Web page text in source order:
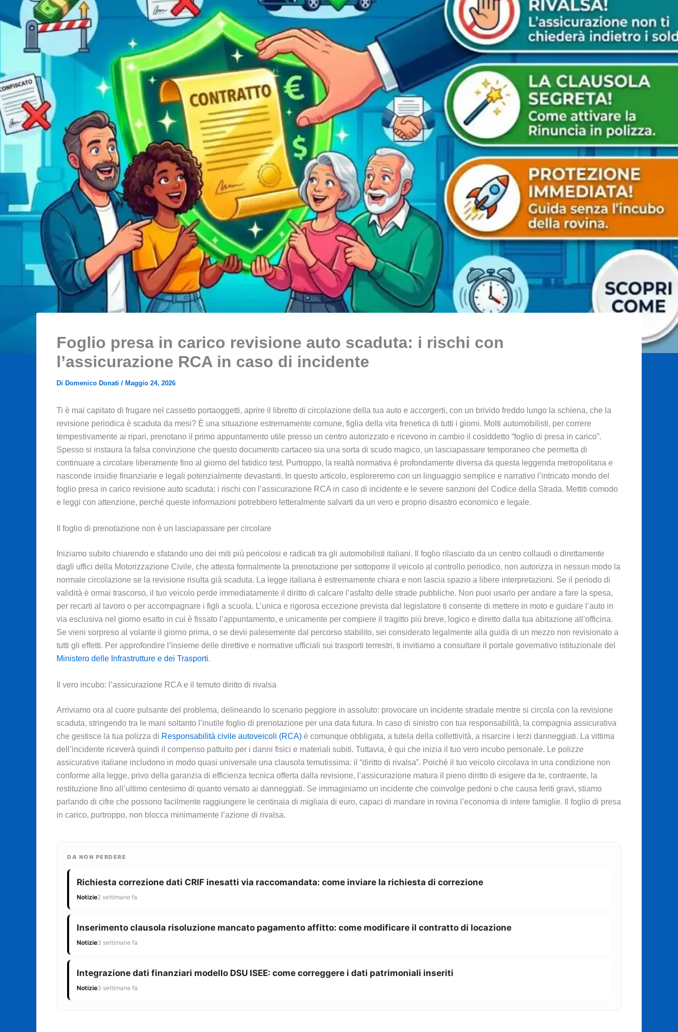
Foglio presa in carico revisione auto scaduta: i rischi con
l’assicurazione RCA in caso di incidente
Di Domenico Donati / Maggio 24, 2026
Ti è mai capitato di frugare nel cassetto portaoggetti, aprire il libretto di circolazione della tua auto e accorgerti, con un brivido freddo lungo la schiena, che la
revisione periodica è scaduta da mesi? È una situazione estremamente comune, figlia della vita frenetica di tutti i giorni. Molti automobilisti, per correre
tempestivamente ai ripari, prenotano il primo appuntamento utile presso un centro autorizzato e ricevono in cambio il cosiddetto “foglio di presa in carico”.
Spesso si instaura la falsa convinzione che questo documento cartaceo sia una sorta di scudo magico, un lasciapassare temporaneo che permetta di
continuare a circolare liberamente fino al giorno del fatidico test. Purtroppo, la realtà normativa è profondamente diversa da questa leggenda metropolitana e
nasconde insidie finanziarie e legali potenzialmente devastanti. In questo articolo, esploreremo con un linguaggio semplice e narrativo l’intricato mondo del
foglio presa in carico revisione auto scaduta: i rischi con l’assicurazione RCA in caso di incidente e le severe sanzioni del Codice della Strada. Mettiti comodo
e leggi con attenzione, perché queste informazioni potrebbero letteralmente salvarti da un vero e proprio disastro economico e legale.
Il foglio di prenotazione non è un lasciapassare per circolare
Iniziamo subito chiarendo e sfatando uno dei miti più pericolosi e radicati tra gli automobilisti italiani. Il foglio rilasciato da un centro collaudi o direttamente
dagli uffici della Motorizzazione Civile, che attesta formalmente la prenotazione per sottoporre il veicolo al controllo periodico, non autorizza in nessun modo la
normale circolazione se la revisione risulta già scaduta. La legge italiana è estremamente chiara e non lascia spazio a libere interpretazioni. Se il periodo di
validità è ormai trascorso, il tuo veicolo perde immediatamente il diritto di calcare l’asfalto delle strade pubbliche. Non puoi usarlo per andare a fare la spesa,
per recarti al lavoro o per accompagnare i figli a scuola. L’unica e rigorosa eccezione prevista dal legislatore ti consente di mettere in moto e guidare l’auto in
via esclusiva nel giorno esatto in cui è fissato l’appuntamento, e unicamente per compiere il tragitto più breve, logico e diretto dalla tua abitazione all’officina.
Se vieni sorpreso al volante il giorno prima, o se devii palesemente dal percorso stabilito, sei considerato legalmente alla guida di un mezzo non revisionato a
tutti gli effetti. Per approfondire l’insieme delle direttive e normative ufficiali sui trasporti terrestri, ti invitiamo a consultare il portale governativo istituzionale del
Ministero delle Infrastrutture e dei Trasporti.
Il vero incubo: l’assicurazione RCA e il temuto diritto di rivalsa
Arriviamo ora al cuore pulsante del problema, delineando lo scenario peggiore in assoluto: provocare un incidente stradale mentre si circola con la revisione
scaduta, stringendo tra le mani soltanto l’inutile foglio di prenotazione per una data futura. In caso di sinistro con tua responsabilità, la compagnia assicurativa
che gestisce la tua polizza di Responsabilità civile autoveicoli (RCA) è comunque obbligata, a tutela della collettività, a risarcire i terzi danneggiati. La vittima
dell’incidente riceverà quindi il compenso pattuito per i danni fisici e materiali subiti. Tuttavia, è qui che inizia il tuo vero incubo personale. Le polizze
assicurative italiane includono in modo quasi universale una clausola temutissima: il “diritto di rivalsa”. Poiché il tuo veicolo circolava in una condizione non
conforme alla legge, privo della garanzia di efficienza tecnica offerta dalla revisione, l’assicurazione matura il pieno diritto di esigere da te, contraente, la
restituzione fino all’ultimo centesimo di quanto versato ai danneggiati. Se immaginiamo un incidente che coinvolge pedoni o che causa feriti gravi, stiamo
parlando di cifre che possono facilmente raggiungere le centinaia di migliaia di euro, capaci di mandare in rovina l’economia di intere famiglie. Il foglio di presa
in carico, purtroppo, non blocca minimamente l’azione di rivalsa.
DA NON PERDERE
Richiesta correzione dati CRIF inesatti via raccomandata: come inviare la richiesta di correzione
Notizie2 settimane fa
Inserimento clausola risoluzione mancato pagamento affitto: come modificare il contratto di locazione
Notizie3 settimane fa
Integrazione dati finanziari modello DSU ISEE: come correggere i dati patrimoniali inseriti
Notizie3 settimane fa